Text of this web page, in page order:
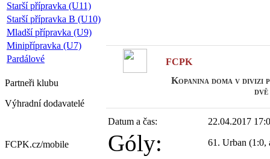
Starší přípravka (U11)
Starší přípravka B (U10)
Mladší přípravka (U9)
Minipřípravka (U7)
Pardálové
Partneři klubu
Výhradní dodavatelé
FCPK.cz/mobile
FCPK
Kopanina doma v
Datum a čas: 22.04.2017
Góly: 61. Urban (1:0,